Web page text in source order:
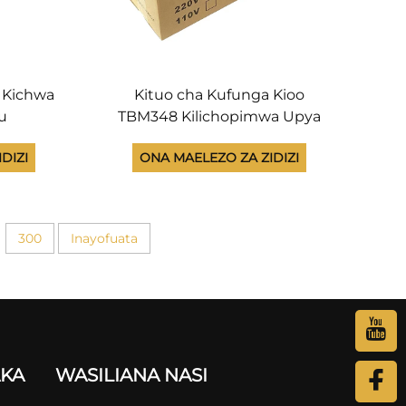
M348
Kituo cha Kufunga Kioo
TBM348 Kilichopimwa Upya
Kituo cha Kufunga Kituo
ONA MAELEZO ZA ZIDIZI
300 Inayofuata
WASILIANA NASI